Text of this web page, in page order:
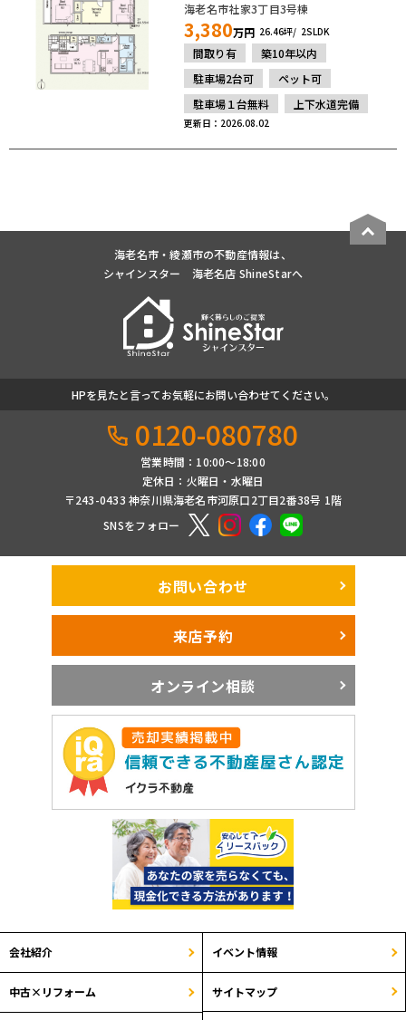
海老名市社家3丁目3号棟
3,380万円 26.46坪 2SLDK
間取り有
築10年以内
駐車場2台可
ペット可
駐車場１台無料
上下水道完備
更新日：2026.08.02
海老名市・綾瀬市の不動産情報は、
シャインスター 海老名店 ShineStarへ
HPを見たと言ってお気軽にお問い合わせてください。
0120-080780
営業時間：10:00〜18:00
定休日：火曜日・水曜日
〒243-0433 神奈川県海老名市河原口2丁目2番38号 1階
SNSをフォロー
お問い合わせ
来店予約
オンライン相談
会社紹介 イベント情報
中古×リフォーム サイトマップ